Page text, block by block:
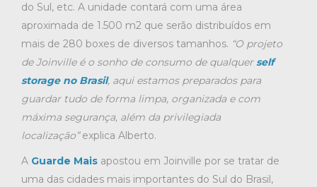
do Sul, etc. A unidade contará com uma área
aproximada de 1.500 m2 que serão distribuídos em
mais de 280 boxes de diversos tamanhos. “O projeto
de Joinville é o sonho de consumo de qualquerself
storage no Brasil, aqui estamos preparados para
guardar tudo de forma limpa, organizada e com
máxima segurança, além da privilegiada
localização”explica Alberto.
A Guarde Mais apostou em Joinville por se tratar de
uma das cidades mais importantes do Sul do Brasil,